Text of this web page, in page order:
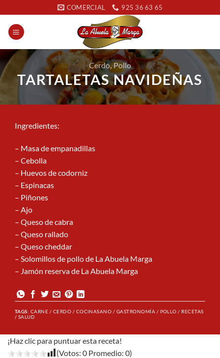
al
contenido
COMERCIAL 925 36 63 65
Cerdo,Pollo
TARTALETAS NAVIDEÑAS
Ingredientes:
– Masa de empanadillas
– Cebolla
– Huevos de codorniz
– Espinacas
– Piñones
– Ajo
– Queso de cabra
– Queso rallado
– Queso cheddar
– Solomillos de pollo de La Abuela Marga
– Jamón reserva de La Abuela Marga
TAGS: CARNE / CERDO / COCINASANO / GASTRONOMÍA / POLLO / RECETAS
/ SALUD
¡Haz clic para puntuar esta receta!
(Votos: 0 Promedio: 0)